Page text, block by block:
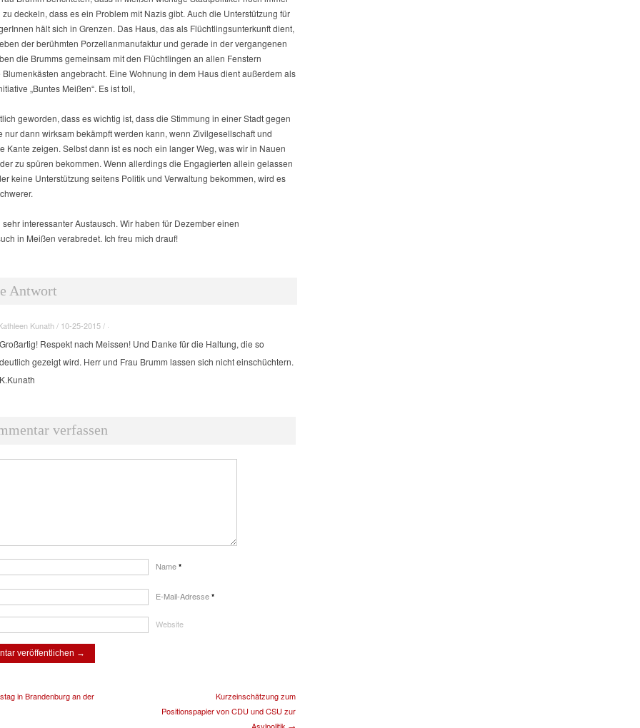
deckeln, dass es ein Problem mit Nazis gibt. Auch die Unterstützung für
hält sich in Grenzen. Das Haus, das als Flüchtlingsunterkunft dient,
der berühmten Porzellanmanufaktur und gerade in der vergangenen
die Brumms gemeinsam mit den Flüchtlingen an allen Fenstern
Blumenkästen angebracht. Eine Wohnung in dem Haus dient außerdem als
„Buntes Meißen“. Es ist toll,
geworden, dass es wichtig ist, dass die Stimmung in einer Stadt gegen
nur dann wirksam bekämpft werden kann, wenn Zivilgesellschaft und
Kante zeigen. Selbst dann ist es noch ein langer Weg, was wir in Nauen
zu spüren bekommen. Wenn allerdings die Engagierten allein gelassen
keine Unterstützung seitens Politik und Verwaltung bekommen, wird es
sehr interessanter Austausch. Wir haben für Dezember einen
in Meißen verabredet. Ich freu mich drauf!
Antwort
Kunath / 10-25-2015 / ·
Großartig! Respekt nach Meissen! Und Danke für die Haltung, die so
deutlich gezeigt wird. Herr und Frau Brumm lassen sich nicht einschüchtern.
K.Kunath
verfassen
Name *
E-Mail-Adresse *
Website
in Brandenburg an der
Kurzeinschätzung zum
Positionspapier von CDU und CSU zur
Asylpolitik →